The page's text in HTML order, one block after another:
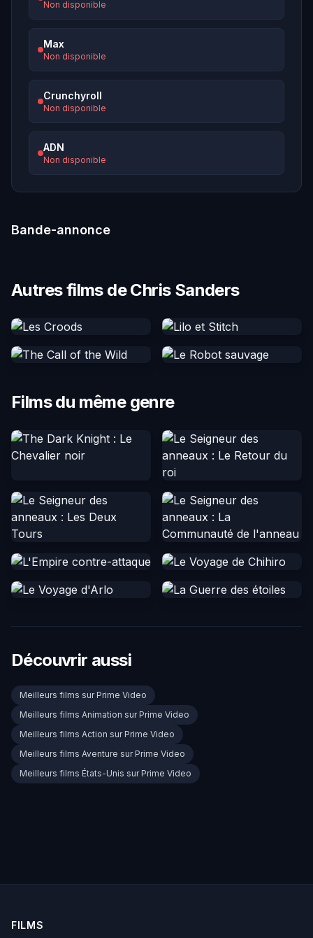
Non disponible
Max
Non disponible
Crunchyroll
Non disponible
ADN
Non disponible
Bande-annonce
Autres films de Chris Sanders
Films du même genre
Découvrir aussi
Meilleurs films sur Prime Video
Meilleurs films Animation sur Prime Video
Meilleurs films Action sur Prime Video
Meilleurs films Aventure sur Prime Video
Meilleurs films États-Unis sur Prime Video
FILMS